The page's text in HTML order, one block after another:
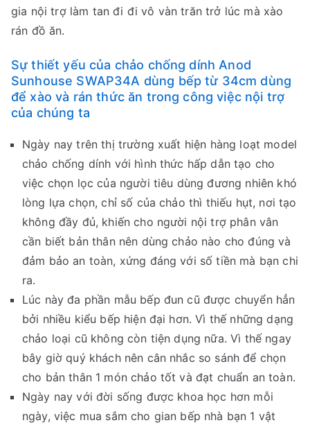
gia nội trợ làm tan đi đi vô vàn trăn trở lúc mà xào
rán đồ ăn.
Sự thiết yếu của chảo chống dính Anod
Sunhouse SWAP34A dùng bếp từ 34cm dùng
để xào và rán thức ăn trong công việc nội trợ
của chúng ta
Ngày nay trên thị trường xuất hiện hàng loạt model
chảo chống dính với hình thức hấp dẫn tạo cho
việc chọn lọc của người tiêu dùng đương nhiên khó
lòng lựa chọn, chỉ số của chảo thì thiếu hụt, nơi tạo
không đầy đủ, khiến cho người nội trợ phân vân
cần biết bản thân nên dùng chảo nào cho đúng và
đảm bảo an toàn, xứng đáng với số tiền mà bạn chi
ra.
Lúc này đa phần mẫu bếp đun cũ được chuyển hẳn
bởi nhiều kiểu bếp hiện đại hơn. Vì thế những dạng
chảo loại cũ không còn tiện dụng nữa. Vì thế ngay
bây giờ quý khách nên cân nhắc so sánh để chọn
cho bản thân 1 món chảo tốt và đạt chuẩn an toàn.
Ngày nay với đời sống được khoa học hơn mỗi
ngày, việc mua sắm cho gian bếp nhà bạn 1 vật